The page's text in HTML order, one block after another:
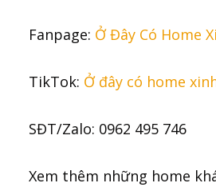
Fanpage: Ở Đây Có Home
TikTok: Ở đây có home
SĐT/Zalo: 0962 495 746
Xem thêm những home